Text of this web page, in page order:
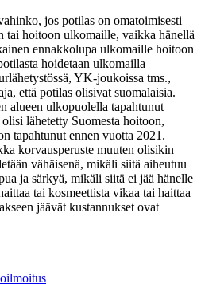
jos potilas on omatoimisesti
tai hoitoon ulkomaille, vaikka hänellä
ennakkolupa ulkomaille hoitoon
hoidetaan ulkomailla
YK-joukoissa tms.,
että potilas olisivat suomalaisia.
alueen ulkopuolella tapahtunut
lähetetty Suomesta hoitoon,
tapahtunut ennen vuotta 2021.
korvausperuste muuten olisikin
vähäisenä, mikäli siitä aiheutuu
ja särkyä, mikäli siitä ei jää hänelle
tai kosmeettista vikaa tai haittaa
jäävät kustannukset ovat